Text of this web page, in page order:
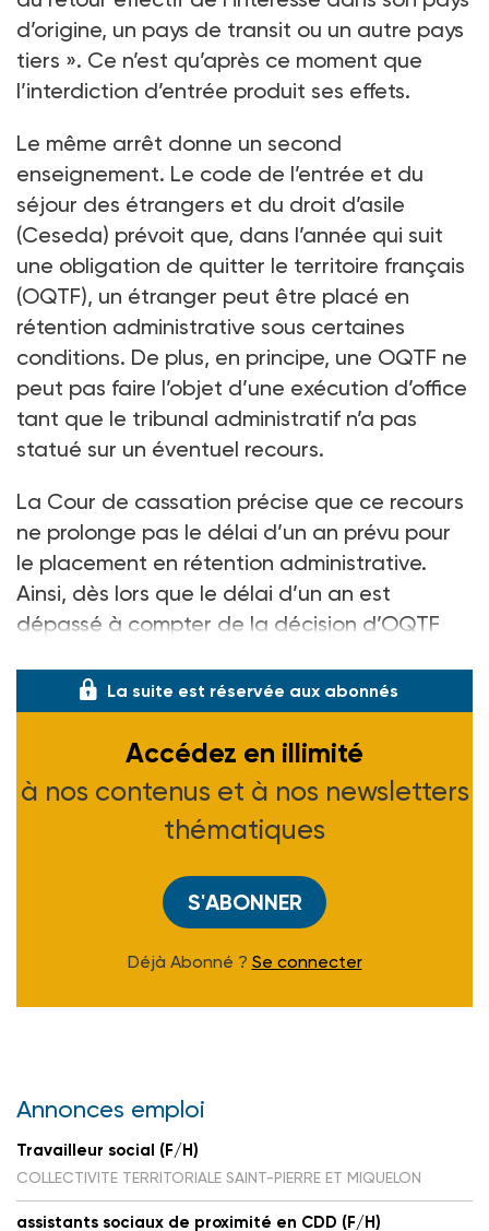
d’origine, un pays de transit ou un autre pays
tiers ». Ce n’est qu’après ce moment que
l’interdiction d’entrée produit ses effets.
Le même arrêt donne un second
enseignement. Le code de l’entrée et du
séjour des étrangers et du droit d’asile
(Ceseda) prévoit que, dans l’année qui suit
une obligation de quitter le territoire français
(OQTF), un étranger peut être placé en
rétention administrative sous certaines
conditions. De plus, en principe, une OQTF ne
peut pas faire l’objet d’une exécution d’office
tant que le tribunal administratif n’a pas
statué sur un éventuel recours.
La Cour de cassation précise que ce recours
ne prolonge pas le délai d’un an prévu pour
le placement en rétention administrative.
Ainsi, dès lors que le délai d’un an est
dépassé à compter de la décision d’OQTF
La suite est réservée aux abonnés
Accédez en illimité
à nos contenus et à nos newsletters
thématiques
S'ABONNER
Déjà Abonné ? Se connecter
Annonces emploi
Travailleur social (F/H)
COLLECTIVITE TERRITORIALE SAINT-PIERRE ET MIQUELON
assistants sociaux de proximité en CDD (F/H)